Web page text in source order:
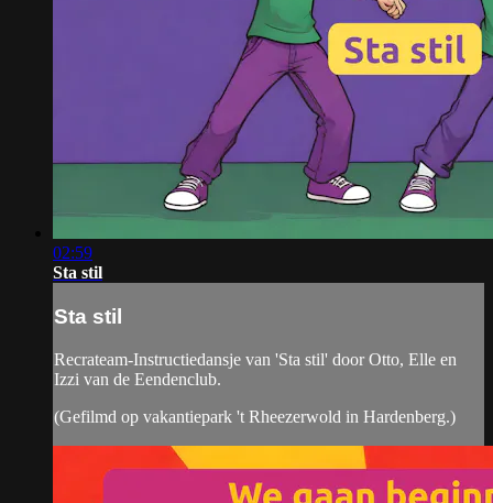
02:59
Sta stil
Sta stil
Recrateam-Instructiedansje van 'Sta stil' door Otto, Elle en
Izzi van de Eendenclub.
(Gefilmd op vakantiepark 't Rheezerwold in Hardenberg.)